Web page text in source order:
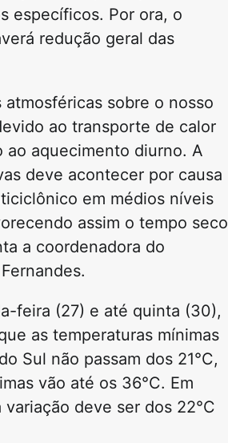
específicos. Por ora, o
redução geral das
atmosféricas sobre o nosso
ao transporte de calor
ao aquecimento diurno. A
deve acontecer por causa
em médios níveis
assim o tempo seco
a coordenadora do
feira (27) e até quinta (30),
as temperaturas mínimas
Sul não passam dos 21°C,
vão até os 36°C. Em
variação deve ser dos 22°C